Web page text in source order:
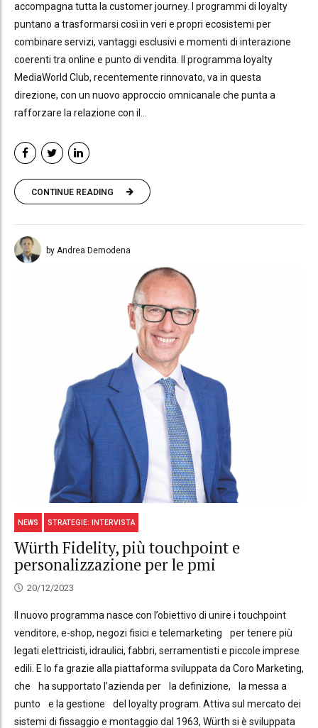
accompagna tutta la customer journey. I programmi di loyalty
puntano a trasformarsi così in veri e propri ecosistemi per
combinare servizi, vantaggi esclusivi e momenti di interazione
coerenti tra online e punto di vendita. Il programma loyalty
MediaWorld Club, recentemente rinnovato, va in questa
direzione, con un nuovo approccio omnicanale che punta a
rafforzare la relazione con il...
CONTINUE READING
by Andrea Demodena
NEWS STRATEGIE: INTERVISTA
Würth Fidelity, più touchpoint e
personalizzazione per le pmi
20/12/2023
Il nuovo programma nasce con l’obiettivo di unire i touchpoint
venditore, e-shop, negozi fisici e telemarketing per tenere più
legati elettricisti, idraulici, fabbri, serramentisti e piccole imprese
edili. E lo fa grazie alla piattaforma sviluppata da Coro Marketing,
che ha supportato l’azienda per la definizione, la messa a
punto e la gestione del loyalty program. Attiva sul mercato dei
sistemi di fissaggio e montaggio dal 1963, Würth si è sviluppata